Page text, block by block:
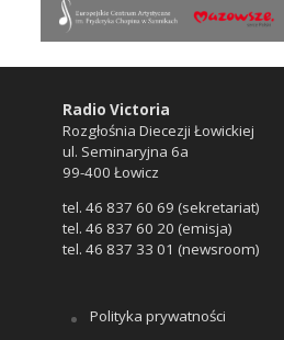
Radio Victoria
Rozgłośnia Diecezji Łowickiej
ul. Seminaryjna 6a
99-400 Łowicz
tel. 46 837 60 69 (sekretariat)
tel. 46 837 60 20 (emisja)
tel. 46 837 33 01 (newsroom)
Polityka prywatności